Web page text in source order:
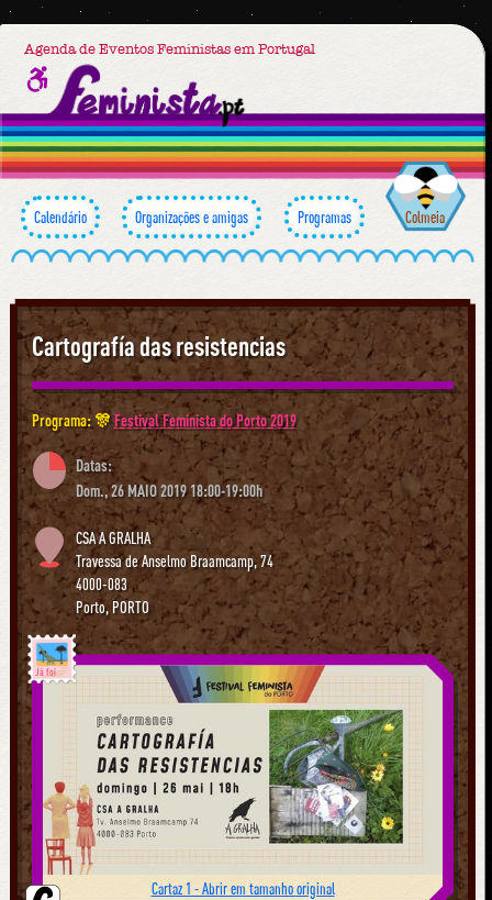
Agenda de Eventos Feministas em Portugal
Calendário Organizações e amigas Programas Colmeia
Cartografía das resistencias
Programa: 🎊Festival Feminista do Porto 2019
Datas:
Dom., 26 MAIO 2019 18:00-19:00h
CSA A GRALHA
Travessa de Anselmo Braamcamp, 74
4000-083
Porto, PORTO
Já foi
Cartaz 1 - Abrir em tamanho original